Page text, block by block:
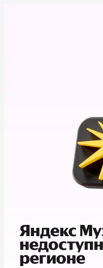
Яндекс
регионе